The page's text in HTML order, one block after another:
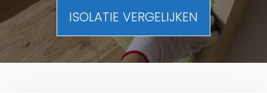
ISOLATIE VERGELIJKEN